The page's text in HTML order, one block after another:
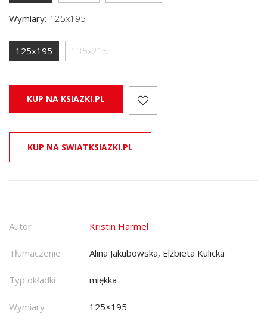
Wymiary: 125x195
125x195 135x215
KUP NA KSIAZKI.PL
KUP NA SWIATKSIAZKI.PL
Autor Kristin Harmel
Tłumaczenie Alina Jakubowska, Elżbieta Kulicka
Typ okładki miękka
Wymiary 125×195